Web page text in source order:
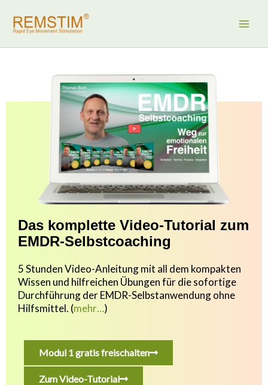
Inhalt
springen
Das komplette Video-Tutorial zum
EMDR-Selbstcoaching
5 Stunden Video-Anleitung mit all dem kompakten
Wissen und hilfreichen Übungen für die sofortige
Durchführung der EMDR-Selbstanwendung ohne
Hilfsmittel. (mehr…)
Modul 1 gratis freischalten
Zum Video-Tutorial